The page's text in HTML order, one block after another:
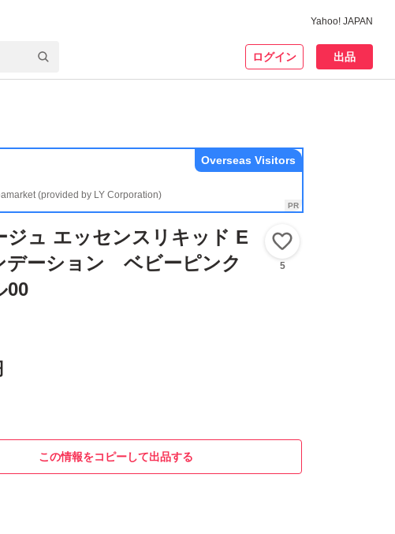
Yahoo! JAPAN
ログイン 出品
(provided by LY Corporation)
Overseas Visitors
ジュ エッセンスリキッド E
デーション ベビーピンク
00
5
この情報をコピーして出品する